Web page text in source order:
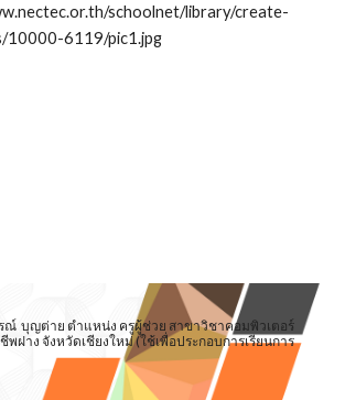
schoolnet/library/create-
10000-6119/pic1.jpg
ณ์ บุญต่าย ตำแหน่ง ครูผู้ช่วย สาขาวิชาคอมพิวเตอร์
พฝาง จังหวัดเชียงใหม่ (ใช้เพื่อประกอบการเรียนการ